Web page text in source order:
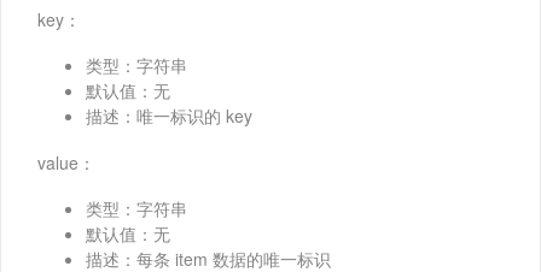
key：
类型：字符串
默认值：无
描述：唯一标识的 key
value：
类型：字符串
默认值：无
描述：每条 item 数据的唯一标识